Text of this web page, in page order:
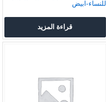
للنساء-ابيض
قراءة المزيد